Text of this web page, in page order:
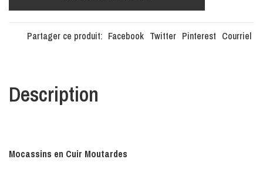
Partager ce produit: Facebook Twitter Pinterest Courriel
Description
Mocassins en Cuir Moutardes